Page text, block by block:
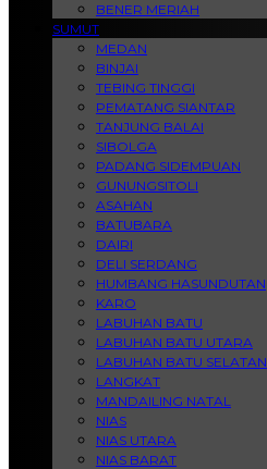
BENER MERIAH
SUMUT
MEDAN
BINJAI
TEBING TINGGI
PEMATANG SIANTAR
TANJUNG BALAI
SIBOLGA
PADANG SIDEMPUAN
GUNUNGSITOLI
ASAHAN
BATUBARA
DAIRI
DELI SERDANG
HUMBANG HASUNDUTAN
KARO
LABUHAN BATU
LABUHAN BATU UTARA
LABUHAN BATU SELATAN
LANGKAT
MANDAILING NATAL
NIAS
NIAS UTARA
NIAS BARAT